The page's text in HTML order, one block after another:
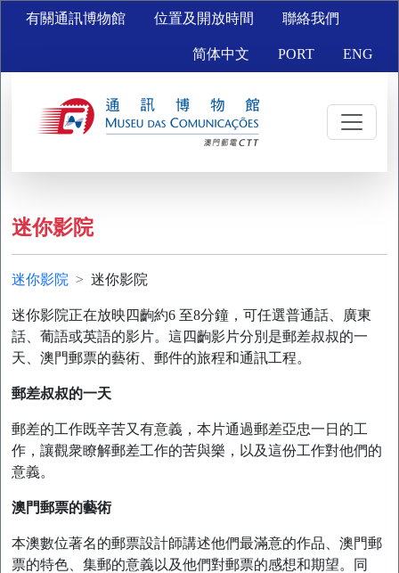
有關通訊博物館 位置及開放時間 聯絡我們
简体中文 PORT ENG
迷你影院
迷你影院 迷你影院
迷你影院正在放映四齣約6 至8分鐘，可任選普通話、廣東
話、葡語或英語的影片。這四齣影片分別是郵差叔叔的一
天、澳門郵票的藝術、郵件的旅程和通訊工程。
郵差叔叔的一天
郵差的工作既辛苦又有意義，本片通過郵差亞忠一日的工
作，讓觀衆瞭解郵差工作的苦與樂，以及這份工作對他們的
意義。
澳門郵票的藝術
本澳數位著名的郵票設計師講述他們最滿意的作品、澳門郵
票的特色、集郵的意義以及他們對郵票的感想和期望。同